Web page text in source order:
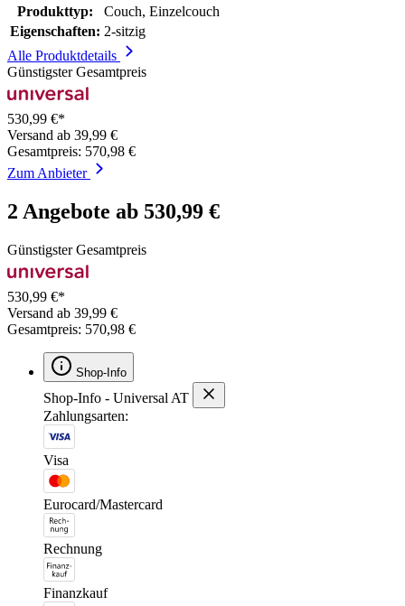
Produkttyp:
Couch, Einzelcouch
Eigenschaften: 2-sitzig
Alle Produktdetails
Günstigster Gesamtpreis
530,99 €*
Versand ab 39,99 €
Gesamtpreis: 570,98 €
Zum Anbieter
2 Angebote ab 530,99 €
Günstigster Gesamtpreis
530,99 €*
Versand ab 39,99 €
Gesamtpreis: 570,98 €
Shop-Info
Shop-Info - Universal AT
Zahlungsarten:
Visa
Eurocard/Mastercard
Rechnung
Finanzkauf